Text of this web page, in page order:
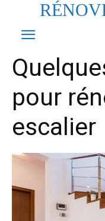
pour
escalier